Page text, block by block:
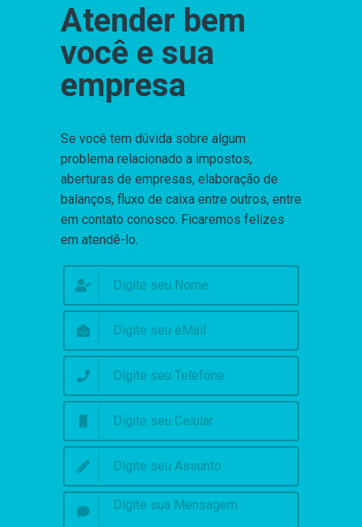
Atender bem
você e sua
empresa
Se você tem dúvida sobre algum
problema relacionado a impostos,
aberturas de empresas, elaboração de
balanços, fluxo de caixa entre outros, entre
em contato conosco. Ficaremos felizes
em atendê-lo.